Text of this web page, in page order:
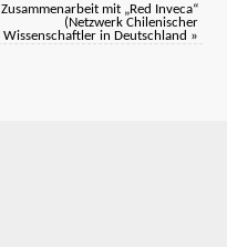
Zusammenarbeit mit „Red Inveca“
(Netzwerk Chilenischer
Wissenschaftler in Deutschland »